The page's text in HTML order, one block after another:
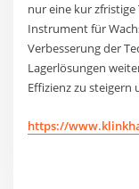
nur eine kur
Instrument für
Verbesserung der
Lagerlösungen
Effizienz zu
https://